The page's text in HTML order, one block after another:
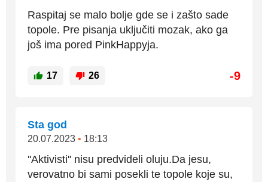
Raspitaj se malo bolje gde se i zašto sade
topole. Pre pisanja uključiti mozak, ako ga
još ima pored PinkHappyja.
17 26 -9
Sta god
20.07.2023 • 18:13
''Aktivisti'' nisu predvideli oluju.Da jesu,
verovatno bi sami posekli te topole koje su,